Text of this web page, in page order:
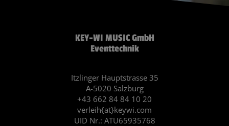
KEY-WI MUSIC GmbH
Eventtechnik
Itzlinger Hauptstrasse 35
A-5020 Salzburg
+43 662 84 84 10 20
verleih{at}keywi.com
UID Nr.: ATU65935768